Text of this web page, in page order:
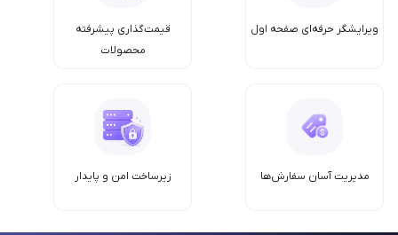
ویرایشگر حرفه‌ای صفحه اول
قیمت‌گذاری پیشرفته
محصولات
مدیریت آسان سفارش‌ها زیرساخت امن‌ و پایدار